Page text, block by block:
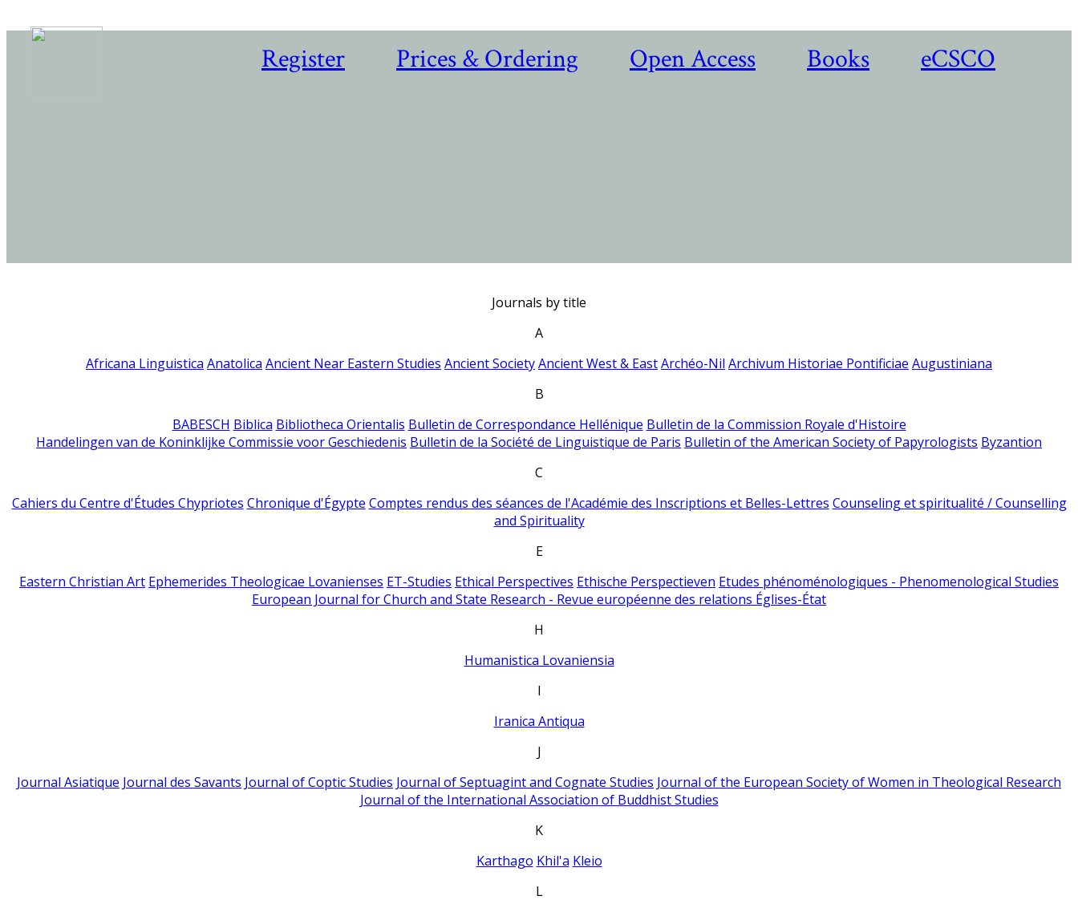
Register Prices & Ordering Open Access Books eCSCO
Journals by title
A
Africana Linguistica Anatolica Ancient Near Eastern Studies Ancient SocietyAncient West & EastArchéo-Nil Archivum Historiae Pontificiae Augustiniana
B
BABESCH Biblica Bibliotheca Orientalis Bulletin de Correspondance Hellénique Bulletin de la Commission Royale d'Histoire
Handelingen van de Koninklijke Commissie voor Geschiedenis Bulletin de la Société de Linguistique de Paris Bulletin of the American Society of Papyrologists Byzantion
C
Cahiers du Centre d'Études Chypriotes Chronique d'Égypte Comptes rendus des séances de l'Académie des Inscriptions et Belles-Lettres Counseling et spiritualité / Counselling
and Spirituality
E
Eastern Christian Art Ephemerides Theologicae Lovanienses ET-Studies Ethical Perspectives Ethische Perspectieven Etudes phénoménologiques - Phenomenological Studies
European Journal for Church and State Research - Revue européenne des relations Églises-État
H
Humanistica Lovaniensia
I
Iranica Antiqua
J
Journal Asiatique Journal des Savants Journal of Coptic Studies Journal of Septuagint and Cognate Studies Journal of the European Society of Women in Theological Research
Journal of the International Association of Buddhist Studies
K
Karthago Khil'a Kleio
L